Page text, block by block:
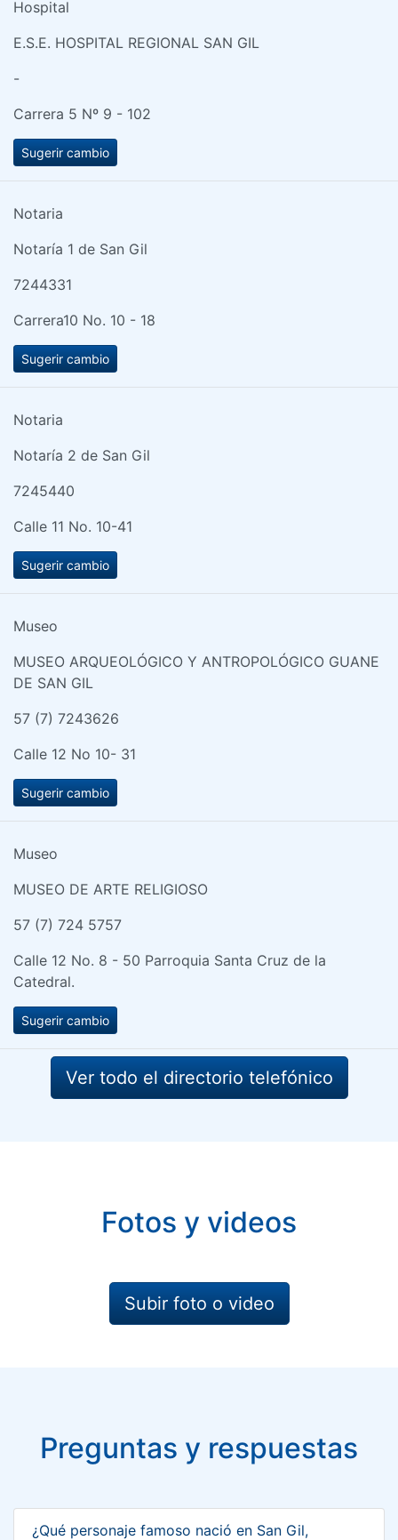
Hospital
E.S.E. HOSPITAL REGIONAL SAN GIL
-
Carrera 5 Nº 9 - 102
Sugerir cambio
Notaria
Notaría 1 de San Gil
7244331
Carrera10 No. 10 - 18
Sugerir cambio
Notaria
Notaría 2 de San Gil
7245440
Calle 11 No. 10-41
Sugerir cambio
Museo
MUSEO ARQUEOLÓGICO Y ANTROPOLÓGICO GUANE
DE SAN GIL
57 (7) 7243626
Calle 12 No 10- 31
Sugerir cambio
Museo
MUSEO DE ARTE RELIGIOSO
57 (7) 724 5757
Calle 12 No. 8 - 50 Parroquia Santa Cruz de la
Catedral.
Sugerir cambio
Ver todo el directorio telefónico
Fotos y videos
Subir foto o video
Preguntas y respuestas
¿Qué personaje famoso nació en San Gil,